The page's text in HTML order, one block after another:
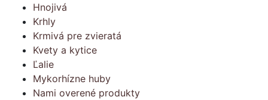
Hnojivá
Krhly
Krmivá pre zvieratá
Kvety a kytice
Ľalie
Mykorhízne huby
Nami overené produkty